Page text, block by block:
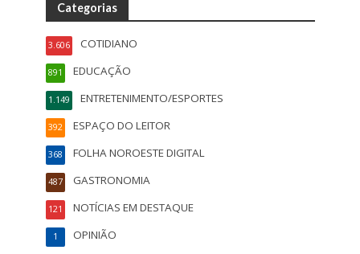
Categorias
COTIDIANO
3.606
EDUCAÇÃO
891
ENTRETENIMENTO/ESPORTES
1.149
ESPAÇO DO LEITOR
392
FOLHA NOROESTE DIGITAL
368
GASTRONOMIA
487
NOTÍCIAS EM DESTAQUE
121
OPINIÃO
1